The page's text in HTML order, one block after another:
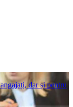
dar și pentru